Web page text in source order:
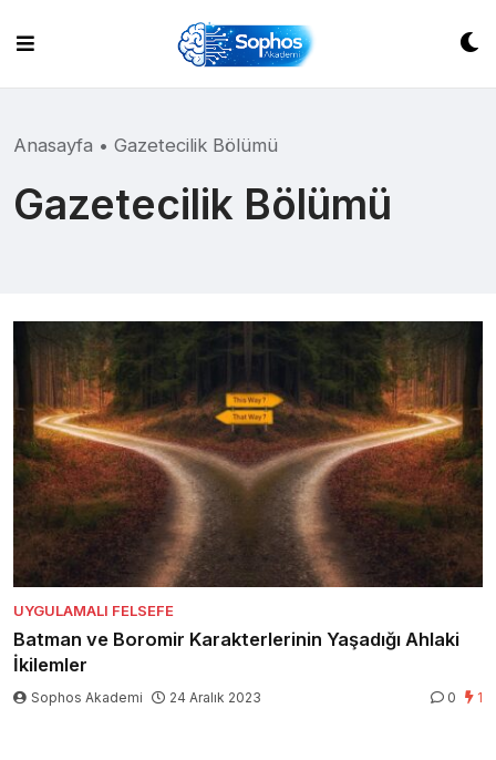
content
Anasayfa • Gazetecilik Bölümü
Gazetecilik Bölümü
UYGULAMALI FELSEFE
Batman ve Boromir Karakterlerinin Yaşadığı Ahlaki
İkilemler
Sophos Akademi 24 Aralık 2023 0 1